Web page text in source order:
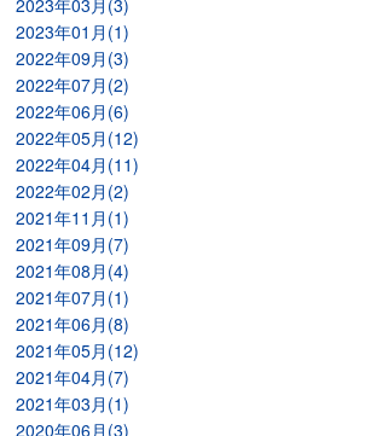
2023年03月(3)
2023年01月(1)
2022年09月(3)
2022年07月(2)
2022年06月(6)
2022年05月(12)
2022年04月(11)
2022年02月(2)
2021年11月(1)
2021年09月(7)
2021年08月(4)
2021年07月(1)
2021年06月(8)
2021年05月(12)
2021年04月(7)
2021年03月(1)
2020年06月(3)